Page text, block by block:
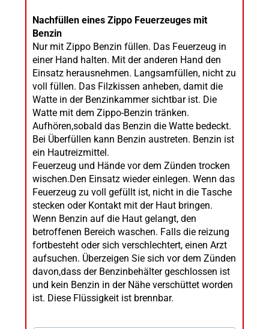
Nachfüllen eines Zippo Feuerzeuges mit
Benzin
Nur mit Zippo Benzin füllen. Das Feuerzeug in
einer Hand halten. Mit der anderen Hand den
Einsatz herausnehmen. Langsamfüllen, nicht zu
voll füllen. Das Filzkissen anheben, damit die
Watte in der Benzinkammer sichtbar ist. Die
Watte mit dem Zippo-Benzin tränken.
Aufhören,sobald das Benzin die Watte bedeckt.
Bei Überfüllen kann Benzin austreten. Benzin ist
ein Hautreizmittel.
Feuerzeug und Hände vor dem Zünden trocken
wischen.Den Einsatz wieder einlegen. Wenn das
Feuerzeug zu voll gefüllt ist, nicht in die Tasche
stecken oder Kontakt mit der Haut bringen.
Wenn Benzin auf die Haut gelangt, den
betroffenen Bereich waschen. Falls die reizung
fortbesteht oder sich verschlechtert, einen Arzt
aufsuchen. Überzeigen Sie sich vor dem Zünden
davon,dass der Benzinbehälter geschlossen ist
und kein Benzin in der Nähe verschüttet worden
ist. Diese Flüssigkeit ist brennbar.